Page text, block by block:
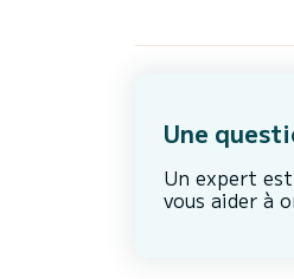
Une
Un expert
vous aider à